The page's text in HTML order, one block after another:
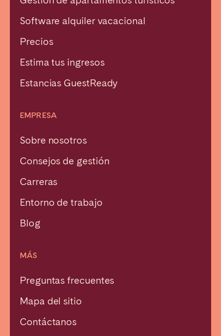
Software alquiler vacacional
Precios
Estima tus ingresos
Estancias GuestReady
EMPRESA
Sobre nosotros
Consejos de gestión
Carreras
Entorno de trabajo
Blog
MÁS
Preguntas frecuentes
Mapa del sitio
Contáctanos